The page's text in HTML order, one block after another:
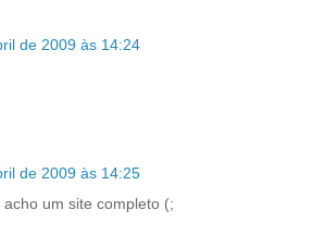
de 2009 às 14:24
de 2009 às 14:25
um site completo (;